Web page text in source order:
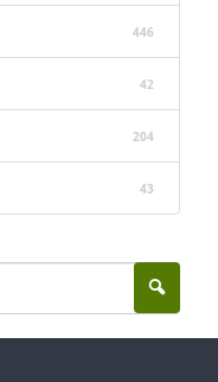
446
42
204
43